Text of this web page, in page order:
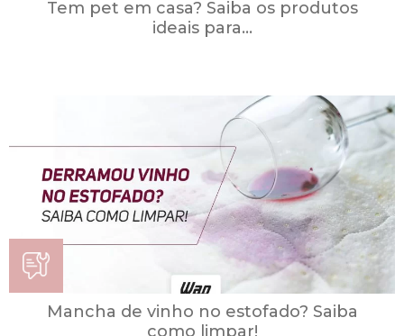
Tem pet em casa? Saiba os produtos
ideais para...
Mancha de vinho no estofado? Saiba
como limpar!